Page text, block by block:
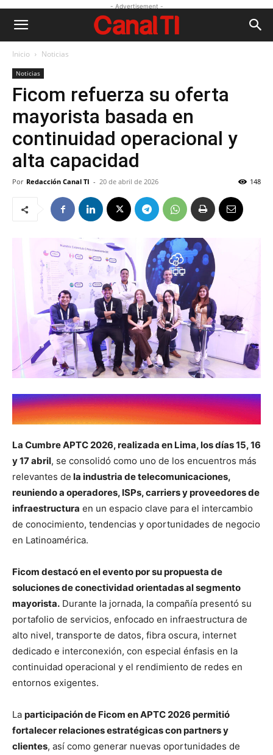
- Advertisement -
Inicio Noticias
Noticias
Ficom refuerza su oferta
mayorista basada en
continuidad operacional y
alta capacidad
Por Redacción Canal TI - 20 de abril de 2026 148
La Cumbre APTC 2026, realizada en Lima, los días 15, 16
y 17 abril, se consolidó como uno de los encuentros más
relevantes de la industria de telecomunicaciones,
reuniendo a operadores, ISPs, carriers y proveedores de
infraestructura en un espacio clave para el intercambio
de conocimiento, tendencias y oportunidades de negocio
en Latinoamérica.
Ficom destacó en el evento por su propuesta de
soluciones de conectividad orientadas al segmento
mayorista. Durante la jornada, la compañía presentó su
portafolio de servicios, enfocado en infraestructura de
alto nivel, transporte de datos, fibra oscura, internet
dedicado e interconexión, con especial énfasis en la
continuidad operacional y el rendimiento de redes en
entornos exigentes.
La participación de Ficom en APTC 2026 permitió
fortalecer relaciones estratégicas con partners y
clientes, así como generar nuevas oportunidades de